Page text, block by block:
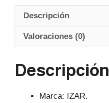
at
A
p
c
b
o
e
a
Descripción
Valoraciones (0)
Descripción
Marca: IZAR.